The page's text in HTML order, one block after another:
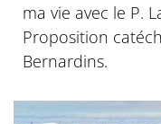
ma vie avec le P.
Proposition
Bernardins.